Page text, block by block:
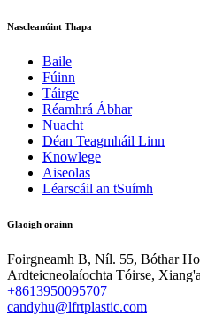
Nascleanúint Thapa
Baile
Fúinn
Táirge
Réamhrá Ábhar
Nuacht
Déan Teagmháil Linn
Knowlege
Aiseolas
Léarscáil an tSuímh
Glaoigh orainn
Foirgneamh B, Níl. 55, Bóthar
Ardteicneolaíochta Tóirse,
+8613950095707
candyhu@lfrtplastic.com